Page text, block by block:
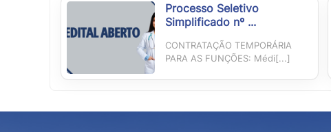
Processo Seletivo
Simplificado nº ...
CONTRATAÇÃO TEMPORÁRIA
PARA AS FUNÇÕES: Médi[...]